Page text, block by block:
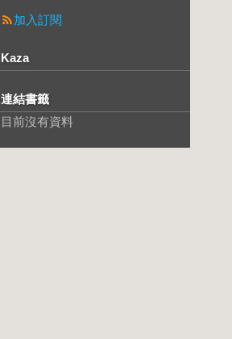
加入訂閱
Kaza
連結書籤
目前沒有資料